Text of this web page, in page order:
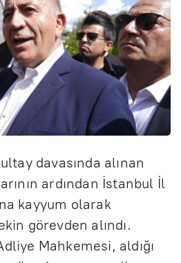
davasında alınan
ardından İstanbul İl
kayyum olarak
görevden alındı.
Mahkemesi, aldığı